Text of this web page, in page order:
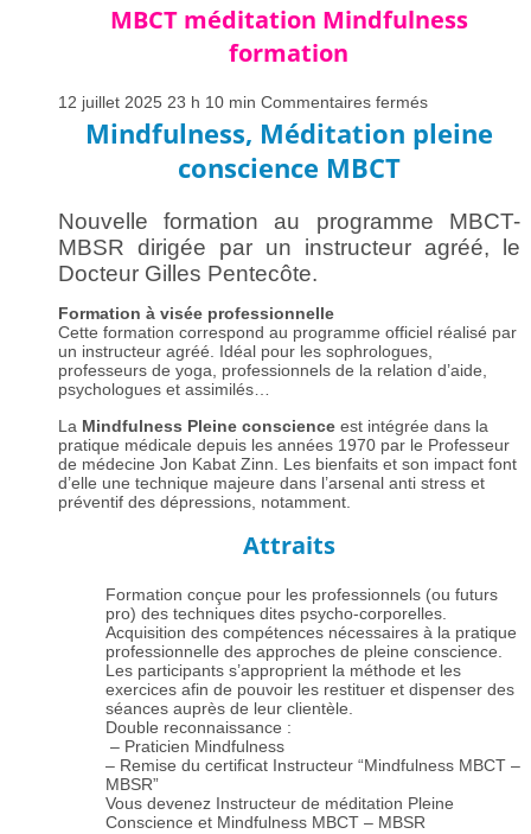
“Déjà, après le 1er jour, j’ai contaminé de positif ma
famille : ça change tout.” B P
MBCT méditation Mindfulness
formation
12 juillet 2025 23 h 10 min Commentaires ferméssur
MBCT
méditation
Mindfulness, Méditation pleine
conscience MBCT
Nouvelle formation au programme MBCT-
MBSR dirigée par un instructeur agréé, le
Docteur Gilles Pentecôte.
Formation à visée professionnelle
Cette formation correspond au programme officiel réalisé par
un instructeur agréé. Idéal pour les sophrologues,
professeurs de yoga, professionnels de la relation d’aide,
psychologues et assimilés…
La Mindfulness Pleine conscienceest intégrée dans la
pratique médicale depuis les années 1970 par le Professeur
de médecine Jon Kabat Zinn. Les bienfaits et son impact font
d’elle une technique majeure dans l’arsenal anti stress et
préventif des dépressions, notamment.
Attraits
Formation conçue pour les professionnels (ou futurs
pro) des techniques dites psycho-corporelles.
Acquisition des compétences nécessaires à la pratique
professionnelle des approches de pleine conscience.
Les participants s’approprient la méthode et les
exercices afin de pouvoir les restituer et dispenser des
séances auprès de leur clientèle.
Double reconnaissance :
– Praticien Mindfulness
– Remise du certificat Instructeur “Mindfulness MBCT –
MBSR”
Vous devenez Instructeur de méditation Pleine
Conscience et Mindfulness MBCT – MBSR